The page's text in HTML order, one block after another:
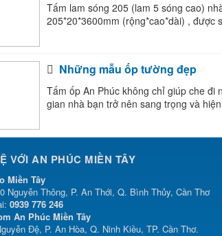
Tấm lam sóng 205 (lam 5 sóng cao)
205*20*3600mm (rộng*cao*dài) , được
Những mẫu ốp tường đẹp
Tấm ốp An Phúc không chỉ giúp che
gian nhà bạn trở nên sang trọng và
VỚI AN PHÚC MIỀN TÂY
Miền Tây
Nguyễn Thông, P. An Thới, Q. Bình Thủy, Cần Thơ
0939 776 246
An Phúc Miền Tây
Đệ, P. An Hòa, Q. Ninh Kiều, TP. Cần Thơ.